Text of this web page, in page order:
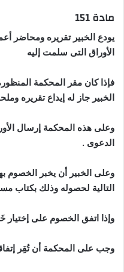
مادة 151
يودع الخبير تقريره ومحاضر
الأوراق التى سلمت إليه
فإذا كان مقر المحكمة
الخبير جاز له إيداع تقريره
وعلى هذه المحكمة إرسال
الدعوى .
وعلى الخبير أن يخبر الخصوم
التالية لحصوله وذلك بكتاب
وإذا اتفق الخصوم على إختيار
وجب على المحكمة أن تُقِر